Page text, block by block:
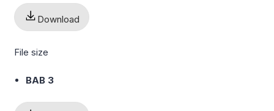
Download
File size
BAB 3